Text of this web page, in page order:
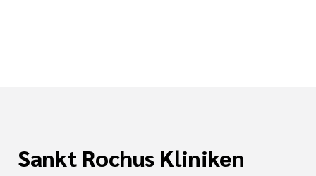
Sankt Rochus Kliniken